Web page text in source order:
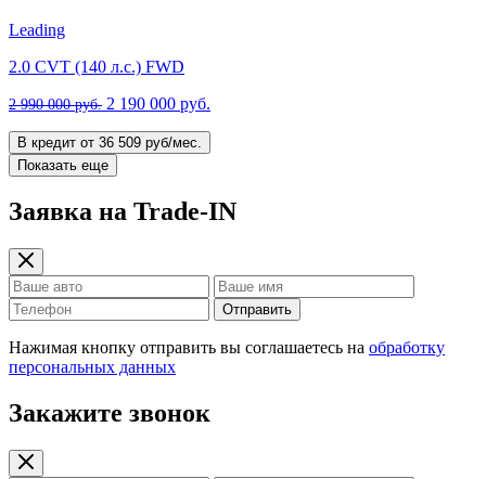
Leading
2.0 CVT (140 л.с.) FWD
2 990 000 руб. 2 190 000 руб.
В кредит от 36 509 руб/мес.
Показать еще
Заявка на Trade-IN
Отправить
Нажимая кнопку отправить вы соглашаетесь на обработку
персональных данных
Закажите звонок